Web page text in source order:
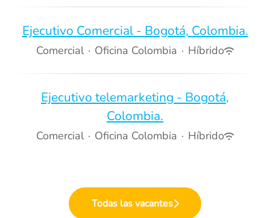
Ejecutivo Comercial - Bogotá, Colombia.
Comercial · Oficina Colombia · Híbrido
Ejecutivo telemarketing - Bogotá,
Colombia.
Comercial · Oficina Colombia · Híbrido
Todas las vacantes